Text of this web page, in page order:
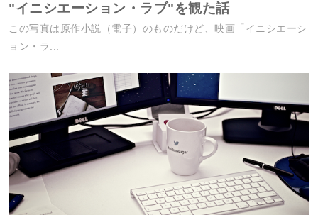
"イニシエーション・ラブ"を観た話
この写真は原作小説（電子）のものだけど、映画「イニシエーシ
ョン・ラ...